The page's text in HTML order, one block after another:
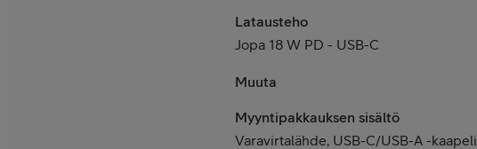
Latausteho
Jopa 18 W PD - USB-C
Muuta
Myyntipakkauksen sisältö
Varavirtalähde, USB-C/USB-A -kaapeli